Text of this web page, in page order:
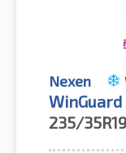
Nexen
WinGuard
235/35R19